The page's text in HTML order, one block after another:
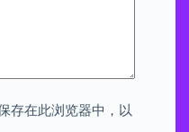
存在此浏览器中，以